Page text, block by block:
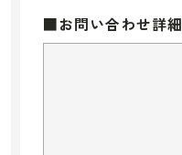
■お問い合わせ詳細